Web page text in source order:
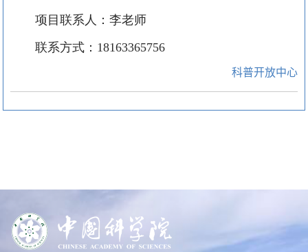
项目联系人：李老师
联系方式： 18163365756
科普开放中心